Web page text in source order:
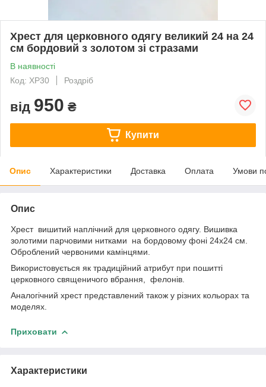
Хрест для церковного одягу великий 24 на 24
см бордовий з золотом зі стразами
В наявності
Код: ХР30
Роздріб
від 950 ₴
Купити
Опис Характеристики Доставка Оплата Умови
Опис
Хрест вишитий наплічний для церковного одягу. Вишивка
золотими парчовими нитками на бордовому фоні 24х24 см.
Оброблений червоними камінцями.
Використовується як традиційний атрибут при пошитті
церковного священичого вбрання, фелонів.
Аналогічний хрест представлений також у різних кольорах та
моделях.
Приховати
Характеристики